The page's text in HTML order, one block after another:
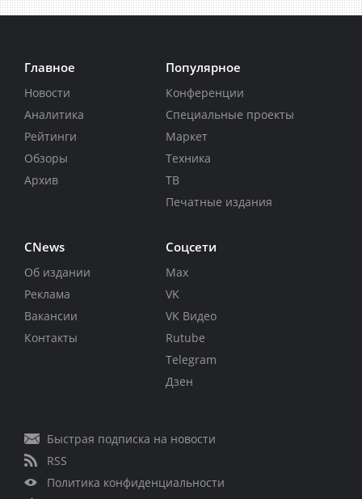
Главное
Новости
Аналитика
Рейтинги
Обзоры
Архив
Популярное
Конференции
Специальные проекты
Маркет
Техника
ТВ
Печатные издания
CNews
Об издании
Реклама
Вакансии
Контакты
Соцсети
Max
VK
VK Видео
Rutube
Telegram
Дзен
Быстрая подписка на новости
RSS
Политика конфиденциальности